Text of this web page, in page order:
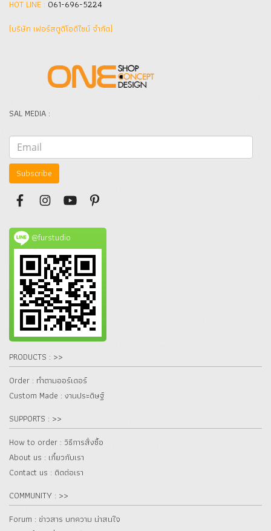
HOT LINE : 061-696-5224
(บริษัท เฟอร์สตูดิโอดีไซน์ จำกัด]
SAL MEDIA :
Subscribe
@furstudio
PRODUCTS : >>
Order : ทำตามออร์เดอร์
Custom Made : งานประดิษฐ์
SUPPORTS : >>
How to order : วิธีการสั่งซื้อ
About us : เกี๋ยวกับเรา
Contact us : ติดต่อเรา
COMMUNITY : >>
Forum : ข่าวสาร บทความ น่าสนใจ